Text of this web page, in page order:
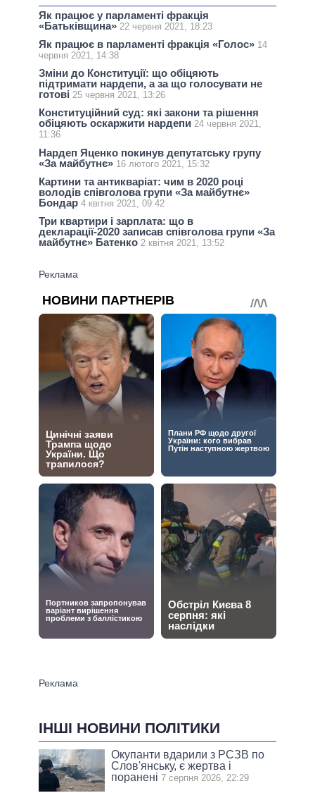
Як працює у парламенті фракція
«Батьківщина» 22 червня 2021, 18:23
Як працює в парламенті фракція «Голос» 14
червня 2021, 14:38
Зміни до Конституції: що обіцяють
підтримати нардепи, а за що голосувати не
готові 25 червня 2021, 13:26
Конституційний суд: які закони та рішення
обіцяють оскаржити нардепи 24 червня 2021,
11:36
Нардеп Яценко покинув депутатську групу
«За майбутнє» 16 лютого 2021, 15:32
Картини та антикваріат: чим в 2020 році
володів співголова групи «За майбутнє»
Бондар 4 квітня 2021, 09:42
Три квартири і зарплата: що в
декларації-2020 записав співголова групи «За
майбутнє» Батенко 2 квітня 2021, 13:52
ІНШІ НОВИНИ ПОЛІТИКИ
Окупанти вдарили з РСЗВ по
Слов'янську, є жертва і
поранені 7 серпня 2026, 22:29